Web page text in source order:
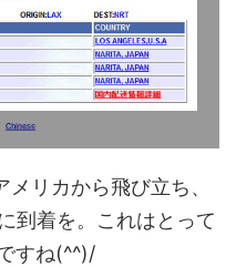
リカから飛び立ち、
到着を。これはとって
すね(^^)/